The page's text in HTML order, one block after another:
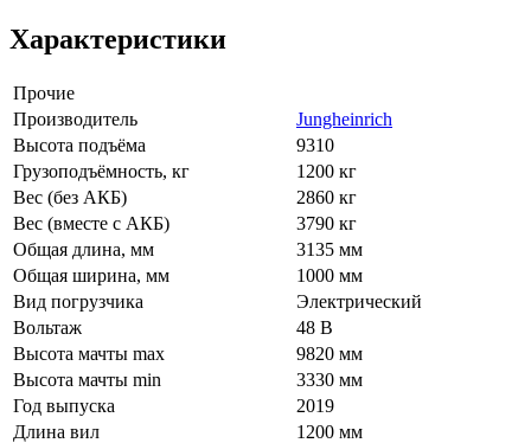
Характеристики
Прочие
Производитель
Jungheinrich
Высота подъёма
9310
Грузоподъёмность, кг
1200 кг
Вес (без АКБ)
2860 кг
Вес (вместе с АКБ)
3790 кг
Общая длина, мм
3135 мм
Общая ширина, мм
1000 мм
Вид погрузчика
Электрический
Вольтаж
48 В
Высота мачты max
9820 мм
Высота мачты min
3330 мм
Год выпуска
2019
Длина вил
1200 мм